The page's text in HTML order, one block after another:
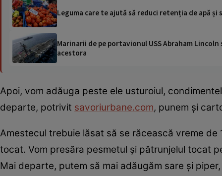
Leguma care te ajută să reduci retenția de apă
Marinarii de pe portavionul USS Abraham
acestora
Apoi, vom adăuga peste ele usturoiul,
departe, potrivit savoriurbane.com, punem și
Amestecul trebuie lăsat să se răcească vreme
tocat. Vom presăra pesmetul și pătrunjelul tocat
Mai departe, putem să mai adăugăm sare și